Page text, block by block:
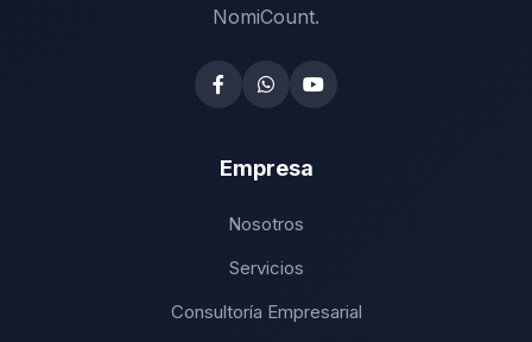
NomiCount.
Empresa
Nosotros
Servicios
Consultoría Empresarial